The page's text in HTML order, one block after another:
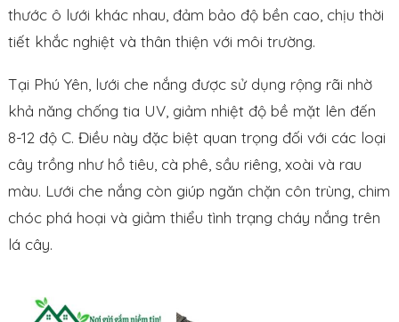
thước ô lưới khác nhau, đảm bảo độ bền cao, chịu thời
tiết khắc nghiệt và thân thiện với môi trường.
Tại Phú Yên, lưới che nắng được sử dụng rộng rãi nhờ
khả năng chống tia UV, giảm nhiệt độ bề mặt lên đến
8-12 độ C. Điều này đặc biệt quan trọng đối với các loại
cây trồng như hồ tiêu, cà phê, sầu riêng, xoài và rau
màu. Lưới che nắng còn giúp ngăn chặn côn trùng, chim
chóc phá hoại và giảm thiểu tình trạng cháy nắng trên
lá cây.